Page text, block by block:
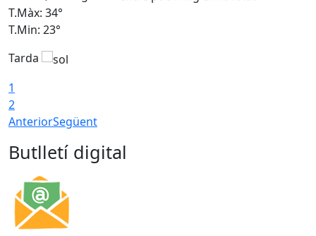
T.Màx: 34°
T.Min: 23°
Tarda
1
2
AnteriorSegüent
Butlletí digital